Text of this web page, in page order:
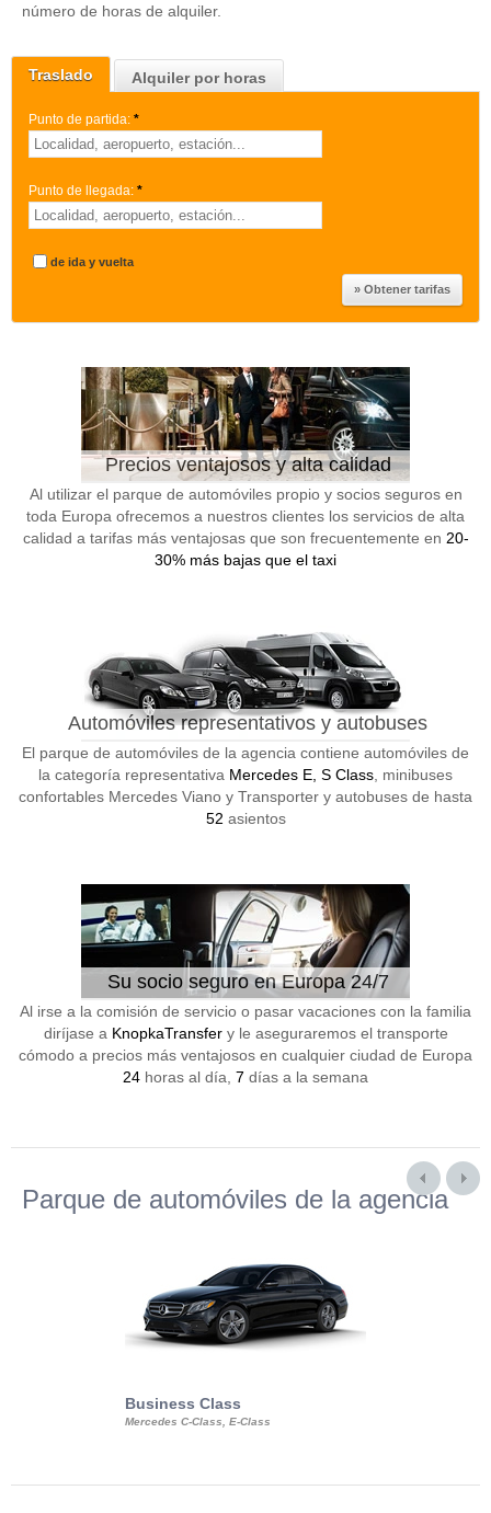
Traslado Alquiler por horas
Punto de partida: *
Punto de llegada: *
de ida y vuelta
Precios ventajosos y alta calidad
Al utilizar el parque de automóviles propio y socios seguros en
toda Europa ofrecemos a nuestros clientes los servicios de alta
calidad a tarifas más ventajosas que son frecuentemente en 20-
30% más bajas que el taxi
Automóviles representativos y autobuses
El parque de automóviles de la agencia contiene automóviles de
la categoría representativa Mercedes E, S Class , minibuses
confortables Mercedes Viano y Transporter y autobuses de hasta
52 asientos
Su socio seguro en Europa 24/7
Al irse a la comisión de servicio o pasar vacaciones con la familia
diríjase a KnopkaTransfery le aseguraremos el transporte
cómodo a precios más ventajosos en cualquier ciudad de Europa
24 horas al día, 7 días a la semana
número de horas de alquiler.
Parque de automóviles de la agencia
Business Class
Mercedes C-Class, E-Class